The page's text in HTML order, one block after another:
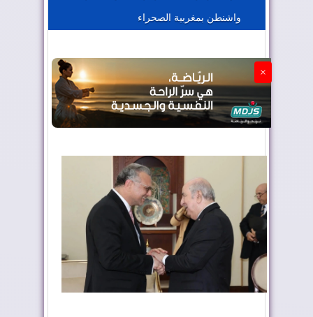
الجزائر تستسلم لفرنسا
واشنطن بمغربية الصحراء
×